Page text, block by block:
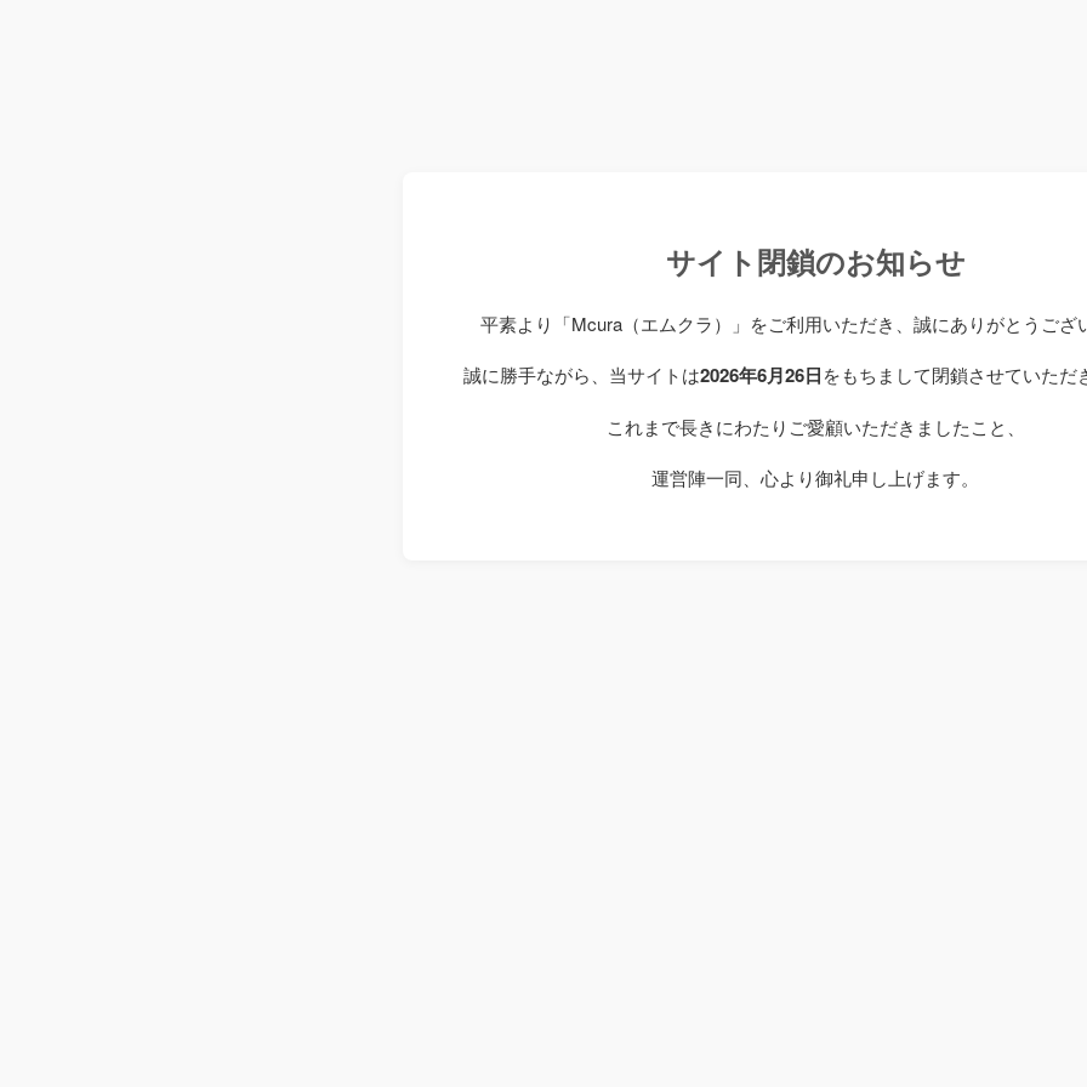
サイト閉鎖のお知らせ
平素より「Mcura（エムクラ）」をご利用いただき、誠にありがとうござ
誠に勝手ながら、当サイトは2026年6月26日をもちまして閉鎖させていただ
これまで長きにわたりご愛顧いただきましたこと、
運営陣一同、心より御礼申し上げます。